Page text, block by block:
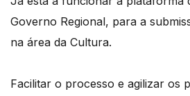
Governo Regional, para a
na área da Cultura.
Facilitar o processo e agilizar os